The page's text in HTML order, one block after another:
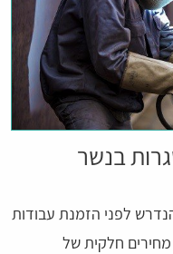
בנשר
לפני הזמנת עבודות
חלקית של